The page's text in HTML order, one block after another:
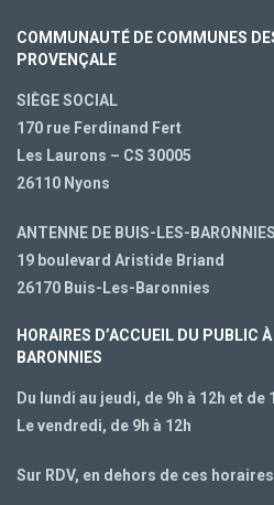
COMMUNAUTÉ DE COMMUNES
PROVENÇALE
SIÈGE SOCIAL
170 rue Ferdinand Fert
Les Laurons – CS 30005
26110 Nyons
ANTENNE DE BUIS-LES-BARONNIES
19 boulevard Aristide Briand
26170 Buis-Les-Baronnies
HORAIRES D’ACCUEIL DU PUBLIC
BARONNIES
Du lundi au jeudi, de 9h à 12h et de
Le vendredi, de 9h à 12h
Sur RDV, en dehors de ces